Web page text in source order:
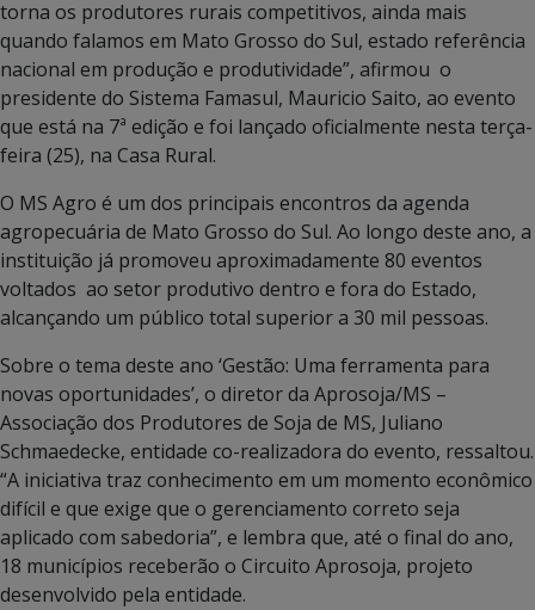
torna os produtores rurais competitivos, ainda mais
quando falamos em Mato Grosso do Sul, estado referência
nacional em produção e produtividade”, afirmou o
presidente do Sistema Famasul, Mauricio Saito, ao evento
que está na 7ª edição e foi lançado oficialmente nesta terça-
feira (25), na Casa Rural.
O MS Agro é um dos principais encontros da agenda
agropecuária de Mato Grosso do Sul. Ao longo deste ano, a
instituição já promoveu aproximadamente 80 eventos
voltados ao setor produtivo dentro e fora do Estado,
alcançando um público total superior a 30 mil pessoas.
Sobre o tema deste ano ‘Gestão: Uma ferramenta para
novas oportunidades’, o diretor da Aprosoja/MS –
Associação dos Produtores de Soja de MS, Juliano
Schmaedecke, entidade co-realizadora do evento, ressaltou.
“A iniciativa traz conhecimento em um momento econômico
difícil e que exige que o gerenciamento correto seja
aplicado com sabedoria”, e lembra que, até o final do ano,
18 municípios receberão o Circuito Aprosoja, projeto
desenvolvido pela entidade.